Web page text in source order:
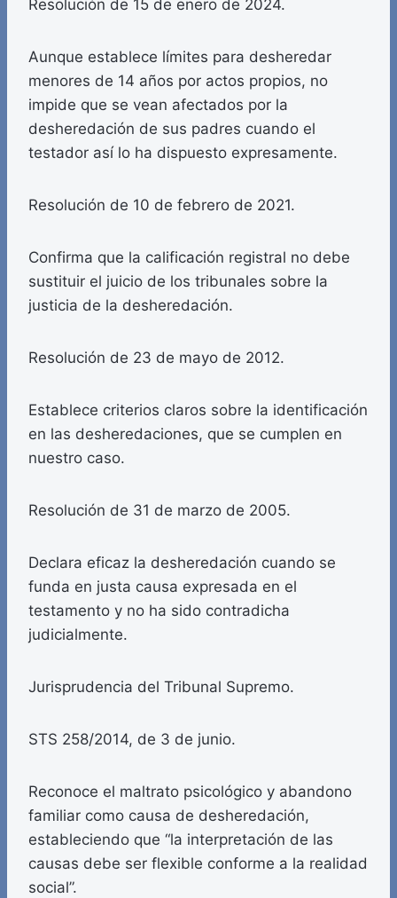
Resolución de 15 de enero de 2024.
Aunque establece límites para desheredar
menores de 14 años por actos propios, no
impide que se vean afectados por la
desheredación de sus padres cuando el
testador así lo ha dispuesto expresamente.
Resolución de 10 de febrero de 2021.
Confirma que la calificación registral no debe
sustituir el juicio de los tribunales sobre la
justicia de la desheredación.
Resolución de 23 de mayo de 2012.
Establece criterios claros sobre la identificación
en las desheredaciones, que se cumplen en
nuestro caso.
Resolución de 31 de marzo de 2005.
Declara eficaz la desheredación cuando se
funda en justa causa expresada en el
testamento y no ha sido contradicha
judicialmente.
Jurisprudencia del Tribunal Supremo.
STS 258/2014, de 3 de junio.
Reconoce el maltrato psicológico y abandono
familiar como causa de desheredación,
estableciendo que “la interpretación de las
causas debe ser flexible conforme a la realidad
social”.